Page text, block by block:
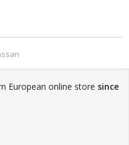
European online store since